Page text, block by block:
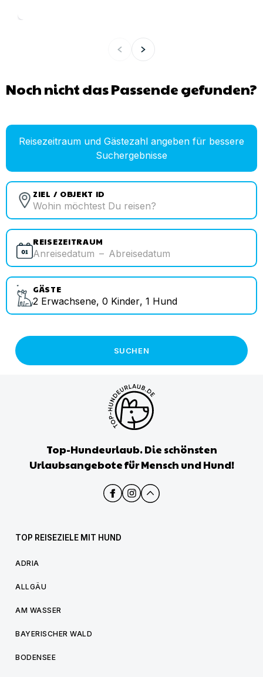
Noch nicht das Passende gefunden?
Reisezeitraum und Gästezahl angeben für bessere
Suchergebnisse
ZIEL / OBJEKT ID
REISEZEITRAUM
Anreisedatum – Abreisedatum
GÄSTE
2 Erwachsene, 0 Kinder, 1 Hund
SUCHEN
Top-Hundeurlaub. Die schönsten
Urlaubsangebote für Mensch und Hund!
TOP REISEZIELE MIT HUND
ADRIA
ALLGÄU
AM WASSER
BAYERISCHER WALD
BODENSEE